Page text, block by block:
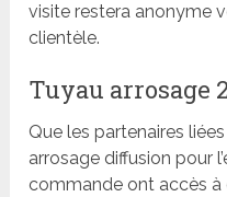
visite restera anonyme
clientèle.
Tuyau arrosage
Que les partenaires
arrosage diffusion pour
commande ont accès à